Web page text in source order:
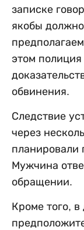
записке
якобы
этом полиция
обвинения.
Следствие
через
планировали
Мужчина
обращении.
Кроме того,